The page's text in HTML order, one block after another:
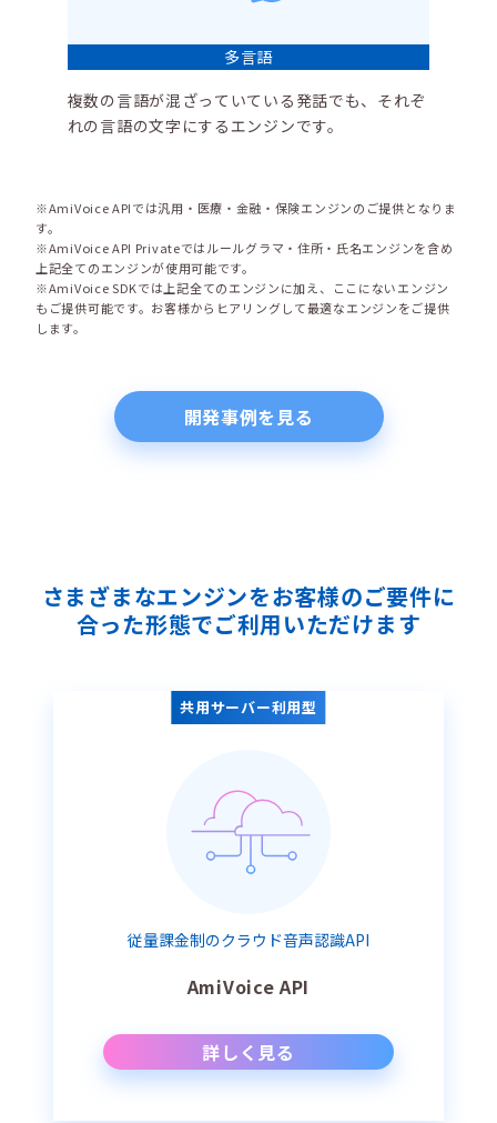
多言語
複数の言語が混ざっていている発話でも、それぞ
れの言語の文字にするエンジンです。
※AmiVoice APIでは汎用・医療・金融・保険エンジンのご提供となりま
す。
※AmiVoice API Privateではルールグラマ・住所・氏名エンジンを含め
上記全てのエンジンが使用可能です。
※AmiVoice SDKでは上記全てのエンジンに加え、ここにないエンジン
もご提供可能です。お客様からヒアリングして最適なエンジンをご提供
します。
開発事例を見る
さまざまなエンジンをお客様のご要件に
合った形態でご利⽤いただけます
共用サーバー利用型
従量課金制のクラウド音声認識API
AmiVoice API
詳しく見る